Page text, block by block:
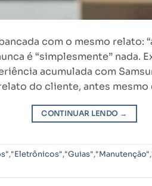
com o mesmo relato:
é “simplesmente” nada.
acumulada com
do cliente, antes
CONTINUAR LENDO →
,"Eletrônicos","Guias","Manutenção",